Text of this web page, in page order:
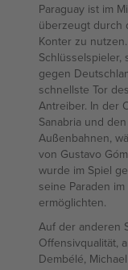
Paraguay ist im
überzeugt durch
Konter zu
Schlüsselspieler,
gegen
schnellste Tor
Antreiber. In der
Sanabria und
Außenbahnen,
von Gustavo
wurde im Spiel
seine Paraden
ermöglichten.
Auf der anderen
Offensivqualität,
Dembélé,